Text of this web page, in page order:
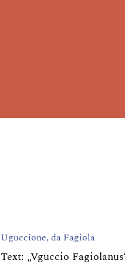
Uguccione, da Fagiola
Text: „Vguccio